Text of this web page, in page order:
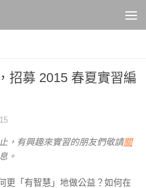
招募 2015 春夏實習編
，有興趣來實習的朋友們敬請關
。
更「有智慧」地做公益？如何在